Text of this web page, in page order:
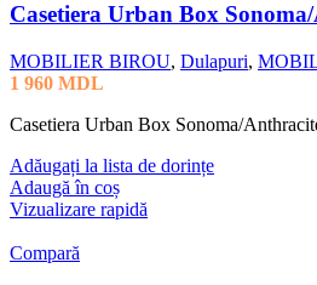
Casetiera Urban Box
MOBILIER BIROU, Dulapuri,
1 960 MDL
Casetiera Urban Box Sonoma/
Adăugați la lista de dorințe
Adaugă în coș
Vizualizare rapidă
Compară